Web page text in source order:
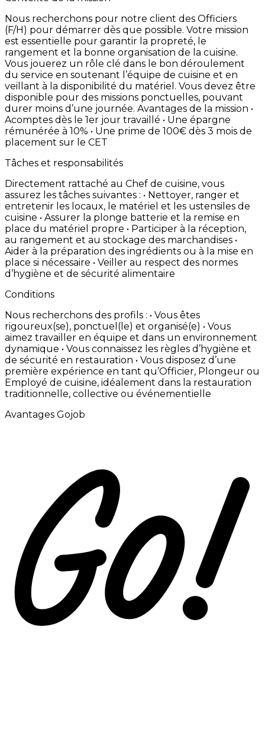
Nous recherchons pour notre client des Officiers
(F/H) pour démarrer dès que possible. Votre mission
est essentielle pour garantir la propreté, le
rangement et la bonne organisation de la cuisine.
Vous jouerez un rôle clé dans le bon déroulement
du service en soutenant l’équipe de cuisine et en
veillant à la disponibilité du matériel. Vous devez être
disponible pour des missions ponctuelles, pouvant
durer moins d’une journée. Avantages de la mission •
Acomptes dès le 1er jour travaillé • Une épargne
rémunérée à 10% • Une prime de 100€ dès 3 mois de
placement sur le CET
Tâches et responsabilités
Directement rattaché au Chef de cuisine, vous
assurez les tâches suivantes : • Nettoyer, ranger et
entretenir les locaux, le matériel et les ustensiles de
cuisine • Assurer la plonge batterie et la remise en
place du matériel propre • Participer à la réception,
au rangement et au stockage des marchandises •
Aider à la préparation des ingrédients ou à la mise en
place si nécessaire • Veiller au respect des normes
d’hygiène et de sécurité alimentaire
Conditions
Nous recherchons des profils : • Vous êtes
rigoureux(se), ponctuel(le) et organisé(e) • Vous
aimez travailler en équipe et dans un environnement
dynamique • Vous connaissez les règles d’hygiène et
de sécurité en restauration • Vous disposez d’une
première expérience en tant qu’Officier, Plongeur ou
Employé de cuisine, idéalement dans la restauration
traditionnelle, collective ou événementielle
Avantages Gojob